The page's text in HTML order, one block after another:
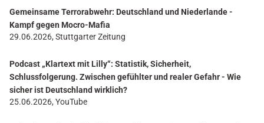
Gemeinsame Terrorabwehr: Deutschland und Niederlande -
Kampf gegen Mocro-Mafia
29.06.2026, Stuttgarter Zeitung
Podcast „Klartext mit Lilly“: Statistik, Sicherheit,
Schlussfolgerung. Zwischen gefühlter und realer Gefahr - Wie
sicher ist Deutschland wirklich?
25.06.2026, YouTube